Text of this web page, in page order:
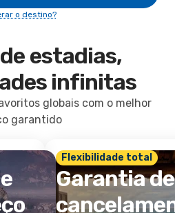
o destino?
estadias,
infinitas
globais com o melhor
garantido
Flexibilidade total
Garantia de